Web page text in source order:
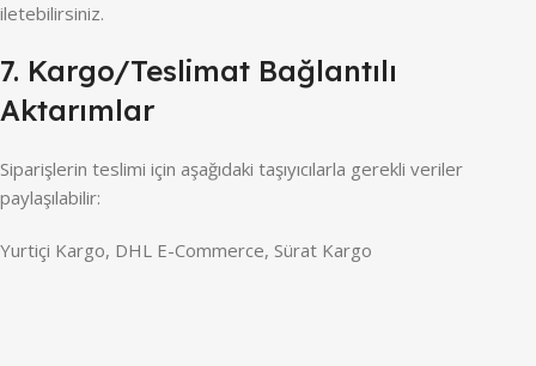
iletebilirsiniz.
7. Kargo/Teslimat Bağlantılı
Aktarımlar
Siparişlerin teslimi için aşağıdaki taşıyıcılarla gerekli veriler
paylaşılabilir:
Yurtiçi Kargo, DHL E-Commerce, Sürat Kargo